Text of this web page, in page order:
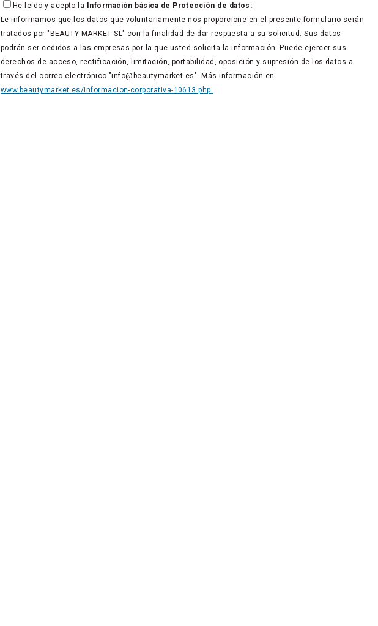
He leído y acepto la Información básica de Protección de datos:
Le informamos que los datos que voluntariamente nos proporcione en el presente formulario serán
tratados por "BEAUTY MARKET SL" con la finalidad de dar respuesta a su solicitud. Sus datos
podrán ser cedidos a las empresas por la que usted solicita la información. Puede ejercer sus
derechos de acceso, rectificación, limitación, portabilidad, oposición y supresión de los datos a
través del correo electrónico "info@beautymarket.es". Más información en
www.beautymarket.es/informacion-corporativa-10613.php.